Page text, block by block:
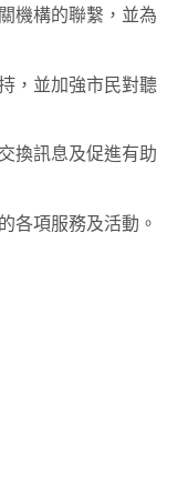
機構的聯繫，並為
，並加強市民對聽
換訊息及促進有助
各項服務及活動。